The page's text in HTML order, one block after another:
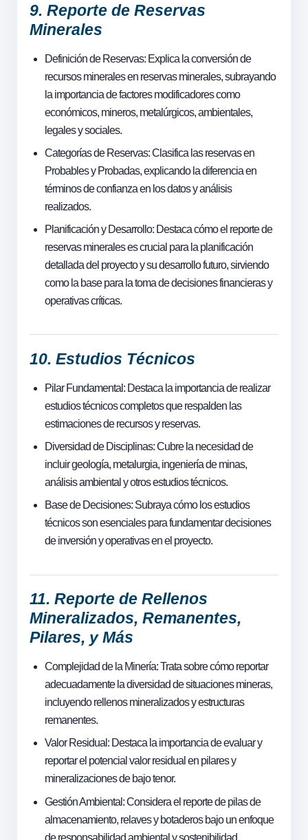
9. Reporte de Reservas
Minerales
Definición de Reservas: Explica la conversión de
recursos minerales en reservas minerales, subrayando
la importancia de factores modificadores como
económicos, mineros, metalúrgicos, ambientales,
legales y sociales.
Categorías de Reservas: Clasifica las reservas en
Probables y Probadas, explicando la diferencia en
términos de confianza en los datos y análisis
realizados.
Planificación y Desarrollo: Destaca cómo el reporte de
reservas minerales es crucial para la planificación
detallada del proyecto y su desarrollo futuro, sirviendo
como la base para la toma de decisiones financieras y
operativas críticas.
10. Estudios Técnicos
Pilar Fundamental: Destaca la importancia de realizar
estudios técnicos completos que respalden las
estimaciones de recursos y reservas.
Diversidad de Disciplinas: Cubre la necesidad de
incluir geología, metalurgia, ingeniería de minas,
análisis ambiental y otros estudios técnicos.
Base de Decisiones: Subraya cómo los estudios
técnicos son esenciales para fundamentar decisiones
de inversión y operativas en el proyecto.
11. Reporte de Rellenos
Mineralizados, Remanentes,
Pilares, y Más
Complejidad de la Minería: Trata sobre cómo reportar
adecuadamente la diversidad de situaciones mineras,
incluyendo rellenos mineralizados y estructuras
remanentes.
Valor Residual: Destaca la importancia de evaluar y
reportar el potencial valor residual en pilares y
mineralizaciones de bajo tenor.
Gestión Ambiental: Considera el reporte de pilas de
almacenamiento, relaves y botaderos bajo un enfoque
de responsabilidad ambiental y sostenibilidad.